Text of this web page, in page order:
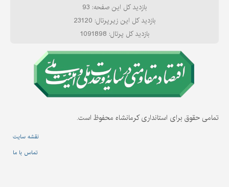
بازدید کل این صفحه: 93
بازدید کل این زیرپرتال: 23120
بازدید کل پرتال: 1091898
تمامی حقوق برای استانداری کرمانشاه محفوظ است.
نقشه سایت
تماس با ما